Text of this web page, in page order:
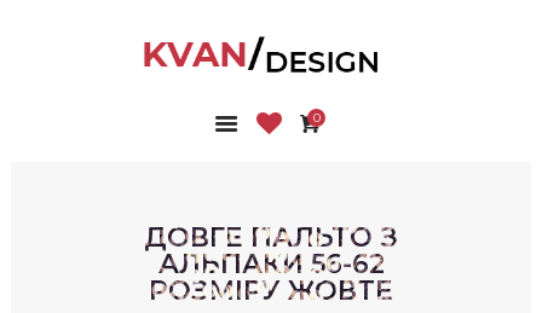
0
ДОВГЕ ПАЛЬТО З
АЛЬПАКИ 56-62
РОЗМІРУ ЖОВТЕ
ГОЛОВНА
ПРО НАС
БЛОГ